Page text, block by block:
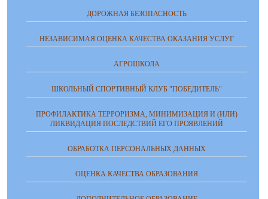
ДОРОЖНАЯ БЕЗОПАСНОСТЬ
НЕЗАВИСИМАЯ ОЦЕНКА КАЧЕСТВА ОКАЗАНИЯ УСЛУГ
АГРОШКОЛА
ШКОЛЬНЫЙ СПОРТИВНЫЙ КЛУБ "ПОБЕДИТЕЛЬ"
ПРОФИЛАКТИКА ТЕРРОРИЗМА, МИНИМИЗАЦИЯ И (ИЛИ)
ЛИКВИДАЦИЯ ПОСЛЕДСТВИЙ ЕГО ПРОЯВЛЕНИЙ
ОБРАБОТКА ПЕРСОНАЛЬНЫХ ДАННЫХ
ОЦЕНКА КАЧЕСТВА ОБРАЗОВАНИЯ